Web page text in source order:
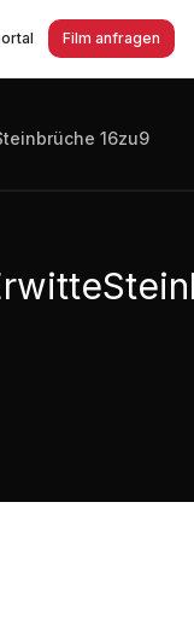
Film anfragen
16zu9
16zu9